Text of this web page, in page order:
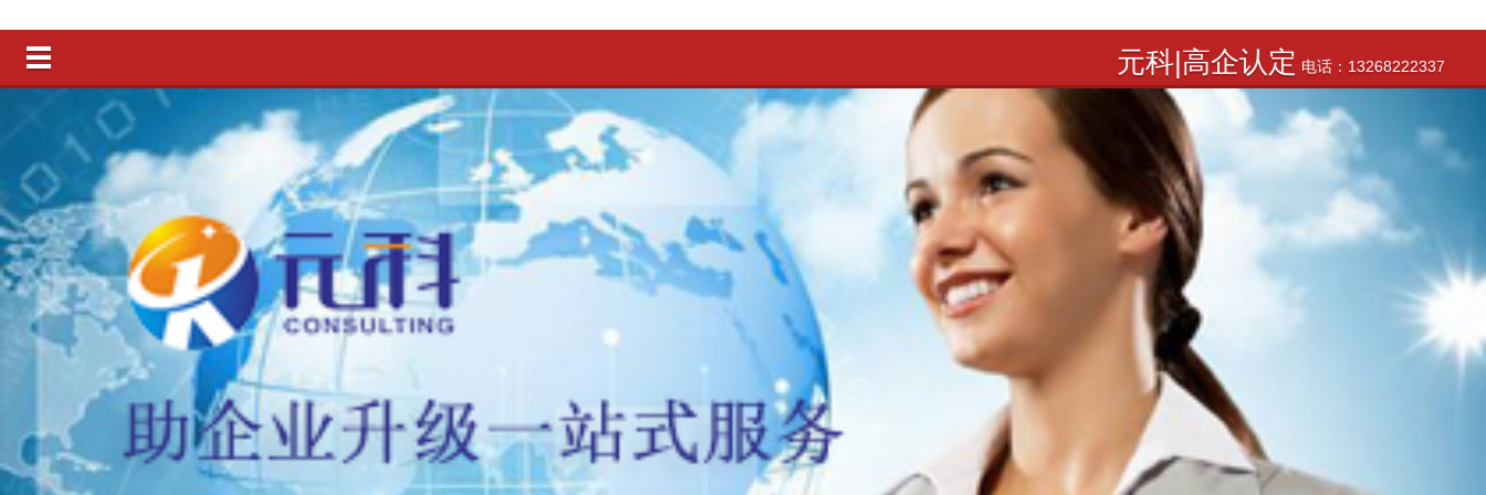
元科|高企认定 电话：13268222337